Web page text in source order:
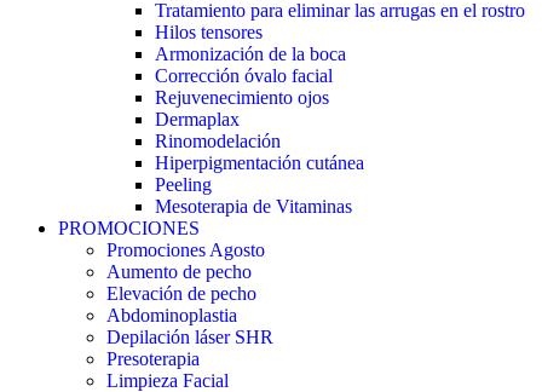
Tratamiento para eliminar las arrugas en el rostro
Hilos tensores
Armonización de la boca
Corrección óvalo facial
Rejuvenecimiento ojos
Dermaplax
Rinomodelación
Hiperpigmentación cutánea
Peeling
Mesoterapia de Vitaminas
PROMOCIONES
Promociones Agosto
Aumento de pecho
Elevación de pecho
Abdominoplastia
Depilación láser SHR
Presoterapia
Limpieza Facial